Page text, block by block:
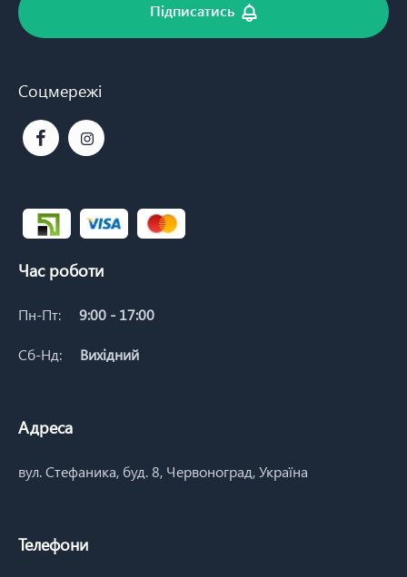
Підписатись
Соцмережі
Час роботи
Пн-Пт: 9:00 - 17:00
Сб-Нд: Вихідний
Адреса
вул. Стефаника, буд. 8, Червоноград, Україна
Телефони